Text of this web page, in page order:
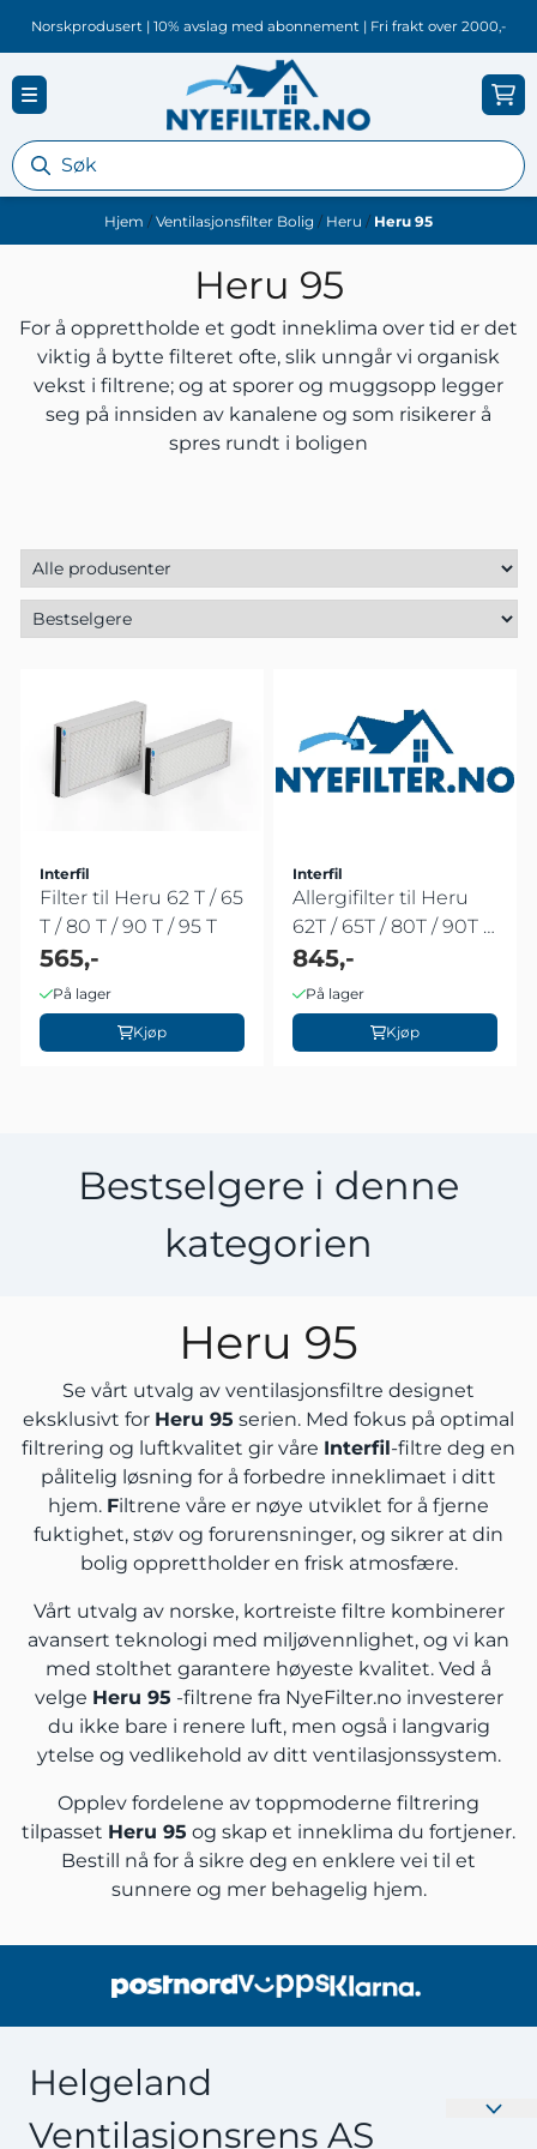
Hopp til innhold
Norskprodusert | 10% avslag med abonnement | Fri frakt over 2000,-
Hjem / Ventilasjonsfilter Bolig / Heru / Heru 95
Heru 95
For å opprettholde et godt inneklima over tid er det
viktig å bytte filteret ofte, slik unngår vi organisk
vekst i filtrene; og at sporer og muggsopp legger
seg på innsiden av kanalene og som risikerer å
spres rundt i boligen
Interfil
Filter til Heru 62 T / 65
T / 80 T / 90 T / 95 T
565,-
På lager
Kjøp
Interfil
Allergifilter til Heru
62T / 65T / 80T / 90T /
...
845,-
På lager
Kjøp
Bestselgere i denne
kategorien
Heru 95
Se vårt utvalg av ventilasjonsfiltre designet
eksklusivt for Heru 95 serien. Med fokus på optimal
filtrering og luftkvalitet gir våre Interfil-filtre deg en
pålitelig løsning for å forbedre inneklimaet i ditt
hjem. Filtrene våre er nøye utviklet for å fjerne
fuktighet, støv og forurensninger, og sikrer at din
bolig opprettholder en frisk atmosfære.
Vårt utvalg av norske, kortreiste filtre kombinerer
avansert teknologi med miljøvennlighet, og vi kan
med stolthet garantere høyeste kvalitet. Ved å
velge Heru 95 -filtrene fra NyeFilter.no investerer
du ikke bare i renere luft, men også i langvarig
ytelse og vedlikehold av ditt ventilasjonssystem.
Opplev fordelene av toppmoderne filtrering
tilpasset Heru 95 og skap et inneklima du fortjener.
Bestill nå for å sikre deg en enklere vei til et
sunnere og mer behagelig hjem.
Helgeland
Ventilasjonsrens AS